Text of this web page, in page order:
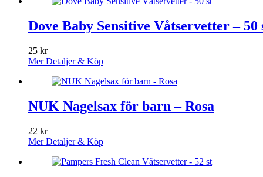
Dove Baby Sensitive Våtservetter – 50
25 kr
Mer Detaljer & Köp
NUK Nagelsax för barn – Rosa
22 kr
Mer Detaljer & Köp